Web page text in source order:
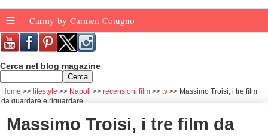
≡ Carmy by Carmen Cotugno
Cerca nel blog magazine
Home lifestyle Napoli recensioni film tv
Massimo Troisi, i tre film
da guardare e riguardare
Massimo Troisi, i tre film da